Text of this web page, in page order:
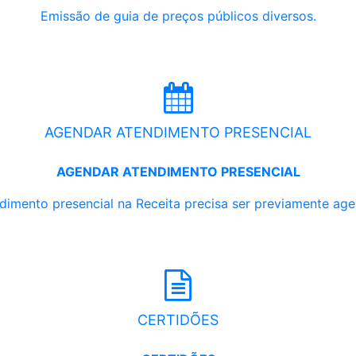
Emissão de guia de preços públicos diversos.
AGENDAR ATENDIMENTO PRESENCIAL
AGENDAR ATENDIMENTO PRESENCIAL
presencial na Receita precisa ser previamente
CERTIDÕES